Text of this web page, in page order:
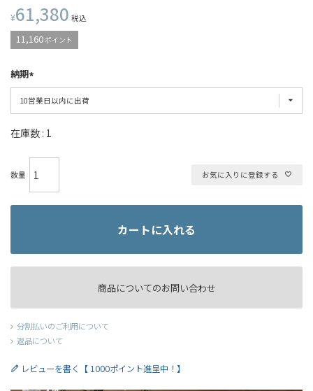
¥61,380 税込
11,160ポイント
納期
在庫数 1
お気に入りに登録する
カートに入れる
商品についてのお問い合わせ
分割払いのご利用について
返品について
レビューを書く【 1000ポイント進呈中！】